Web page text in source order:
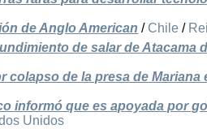
de Anglo American / Chile /
de salar de Atacama
colapso de la presa de Mariana
informó que es apoyada por
Unidos